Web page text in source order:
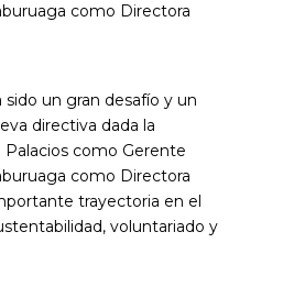
como Directora
sido un gran desafío y un
directiva dada la
como Gerente
como Directora
trayectoria en el
voluntariado y